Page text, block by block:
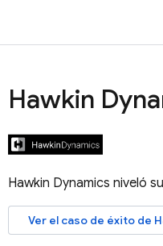
Hawkin
Hawkin Dynamics niveló
Ver el caso de éxito de